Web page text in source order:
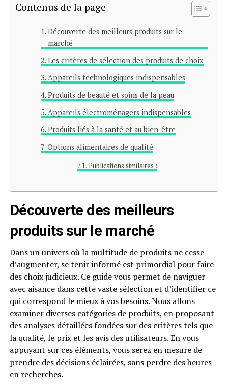
Contenus de la page
Découverte des meilleurs produits sur le
marché
Les critères de sélection des produits de choix
Appareils technologiques indispensables
Produits de beauté et soins de la peau
Appareils électroménagers indispensables
Produits liés à la santé et au bien-être
Options alimentaires de qualité
Publications similaires :
Découverte des meilleurs
produits sur le marché
Dans un univers où la multitude de produits ne cesse
d’augmenter, se tenir informé est primordial pour faire
des choix judicieux. Ce guide vous permet de naviguer
avec aisance dans cette vaste sélection et d’identifier ce
qui correspond le mieux à vos besoins. Nous allons
examiner diverses catégories de produits, en proposant
des analyses détaillées fondées sur des critères tels que
la qualité, le prix et les avis des utilisateurs. En vous
appuyant sur ces éléments, vous serez en mesure de
prendre des décisions éclairées, sans perdre des heures
en recherches.